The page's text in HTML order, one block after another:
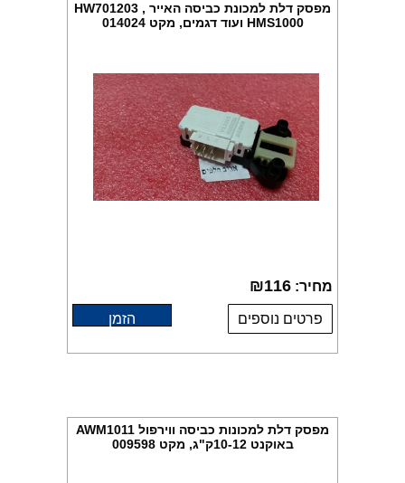
מפסק דלת למכונת כביסה האייר HW701203 ,
HMS1000 ועוד דגמים, מקט 014024
מחיר: ₪116
פרטים נוספים הזמן
מפסק דלת למכונות כביסה ווירפול AWM1011
באוקנט 10-12ק"ג, מקט 009598